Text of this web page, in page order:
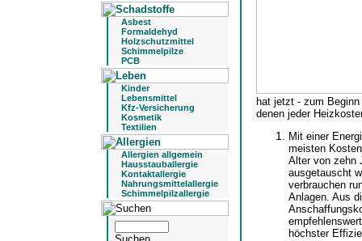
Asbest
Formaldehyd
Holzschutzmittel
Schimmelpilze
PCB
Kinder
Lebensmittel
Kfz-Versicherung
Kosmetik
Textilien
Allergien allgemein
Hausstauballergie
Kontaktallergie
Nahrungsmittelallergie
Schimmelpilzallergie
hat jetzt - zum
denen jeder
Mit einer
meisten
Alter von zehn
ausgetauscht
verbrauchen
Anlagen. Aus
höchster